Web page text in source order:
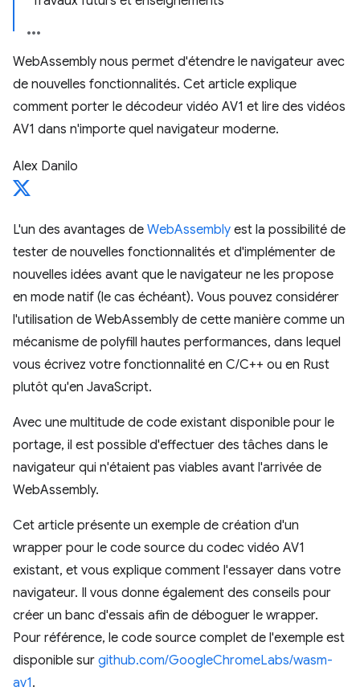
WebAssembly nous permet d'étendre le navigateur avec
de nouvelles fonctionnalités. Cet article explique
comment porter le décodeur vidéo AV1 et lire des vidéos
AV1 dans n'importe quel navigateur moderne.
Alex Danilo
L'un des avantages de WebAssembly est la possibilité de
tester de nouvelles fonctionnalités et d'implémenter de
nouvelles idées avant que le navigateur ne les propose
en mode natif (le cas échéant). Vous pouvez considérer
l'utilisation de WebAssembly de cette manière comme un
mécanisme de polyfill hautes performances, dans lequel
vous écrivez votre fonctionnalité en C/C++ ou en Rust
plutôt qu'en JavaScript.
Avec une multitude de code existant disponible pour le
portage, il est possible d'effectuer des tâches dans le
navigateur qui n'étaient pas viables avant l'arrivée de
WebAssembly.
Cet article présente un exemple de création d'un
wrapper pour le code source du codec vidéo AV1
existant, et vous explique comment l'essayer dans votre
navigateur. Il vous donne également des conseils pour
créer un banc d'essais afin de déboguer le wrapper.
Pour référence, le code source complet de l'exemple est
disponible sur github.com/GoogleChromeLabs/wasm-
av1.